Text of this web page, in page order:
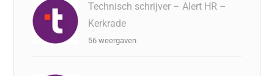
Technisch schrijver – Alert HR –
Kerkrade
56 weergaven